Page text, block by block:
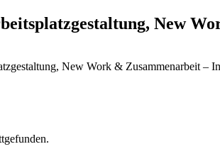
New
New Work & Zusammenarbeit –